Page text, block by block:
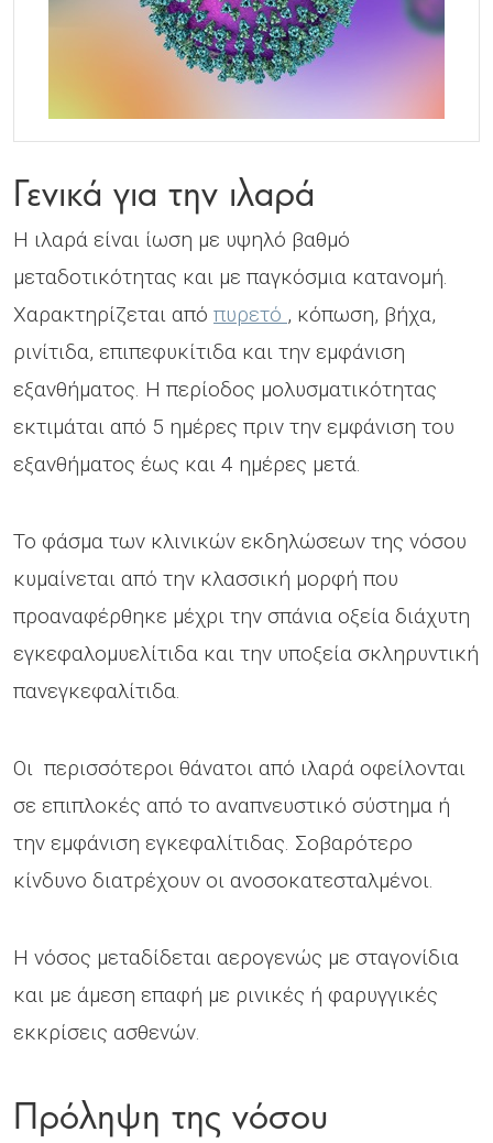
Γενικά για την ιλαρά
Η ιλαρά είναι ίωση με υψηλό βαθμό
μεταδοτικότητας και με παγκόσμια κατανομή.
Χαρακτηρίζεται από πυρετό , κόπωση, βήχα,
ρινίτιδα, επιπεφυκίτιδα και την εμφάνιση
εξανθήματος. Η περίοδος μολυσματικότητας
εκτιμάται από 5 ημέρες πριν την εμφάνιση του
εξανθήματος έως και 4 ημέρες μετά.
Το φάσμα των κλινικών εκδηλώσεων της νόσου
κυμαίνεται από την κλασσική μορφή που
προαναφέρθηκε μέχρι την σπάνια οξεία διάχυτη
εγκεφαλομυελίτιδα και την υποξεία σκληρυντική
πανεγκεφαλίτιδα.
Οι περισσότεροι θάνατοι από ιλαρά οφείλονται
σε επιπλοκές από το αναπνευστικό σύστημα ή
την εμφάνιση εγκεφαλίτιδας. Σοβαρότερο
κίνδυνο διατρέχουν οι ανοσοκατεσταλμένοι.
Η νόσος μεταδίδεται αερογενώς με σταγονίδια
και με άμεση επαφή με ρινικές ή φαρυγγικές
εκκρίσεις ασθενών.
Πρόληψη της νόσου